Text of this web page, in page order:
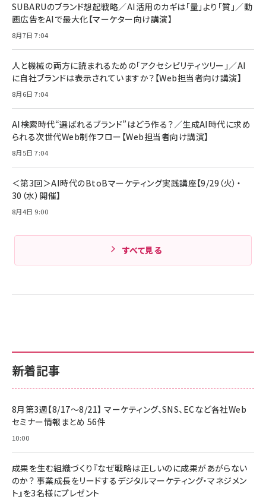
新着記事
8月第3週【8/17～8/21】 マーケティング、SNS、ECなど各社Web
セミナー情報まとめ 56件
10:00
成果を生む組織づくり『なぜ戦略は正しいのに成果があがらない
のか？ 事業成長をリードするデジタルマーケティング・マネジメン
ト』を3名様にプレゼント
SUBARUのブランド想起戦略／AI活用のカギは「量」より「質」／動
画広告をAIで最大化【マーケター向け講演】
8月7日 7:04
人と機械の両方に読まれるための「アクセシビリティツリー」／AI
に自社ブランドは表示されていますか？【Web担当者向け講演】
8月6日 7:04
AI検索時代“選ばれるブランド”はどう作る？／生成AI時代に求め
られる次世代Web制作フロー【Web担当者向け講演】
8月5日 7:04
＜第3回＞AI時代のBtoBマーケティング実践講座【9/29（火）・
30（水）開催】
8月4日 9:00
すべて見る